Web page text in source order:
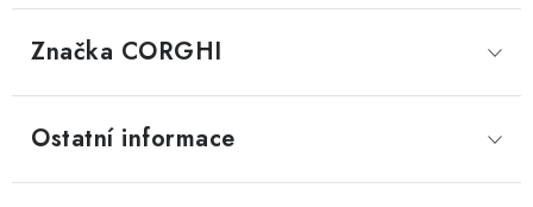
Značka CORGHI
Ostatní informace